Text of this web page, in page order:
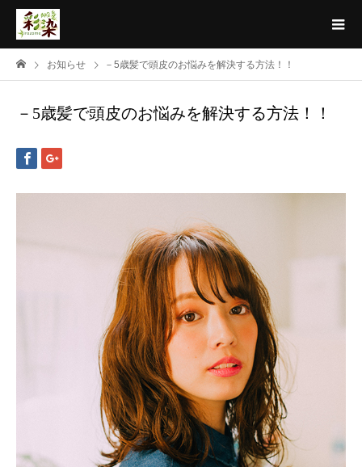
お知らせ －5歳髪で頭皮のお悩みを解決する方法！！
－5歳髪で頭皮のお悩みを解決する方法！！